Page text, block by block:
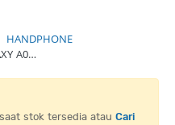
HANDPHONE
A0…
stok tersedia atau Cari